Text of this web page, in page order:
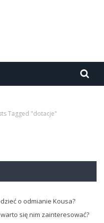
Tagged "dotacje"
o odmianie Kousa?
się nim zainteresować?